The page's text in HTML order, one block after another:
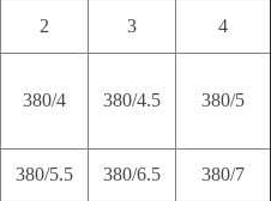
2 3 4
380/4 380/4.5 380/5
380/5.5 380/6.5 380/7